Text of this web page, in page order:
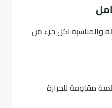
والمناسبة لكل جزء من
مقاومة للحرارة